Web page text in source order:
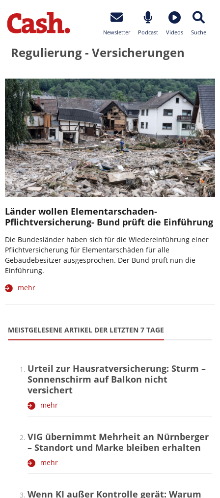
Newsletter Podcast Videos Suche
Regulierung - Versicherungen
Länder wollen Elementarschaden-
Pflichtversicherung- Bund prüft die Einführung
Die Bundesländer haben sich für die Wiedereinführung einer
Pflichtversicherung für Elementarschäden für alle
Gebäudebesitzer ausgesprochen. Der Bund prüft nun die
Einführung.
mehr
MEISTGELESENE ARTIKEL DER LETZTEN 7 TAGE
Urteil zur Hausratversicherung: Sturm –
Sonnenschirm auf Balkon nicht
versichert
mehr
VIG übernimmt Mehrheit an Nürnberger
– Standort und Marke bleiben erhalten
mehr
Wenn KI außer Kontrolle gerät: Warum